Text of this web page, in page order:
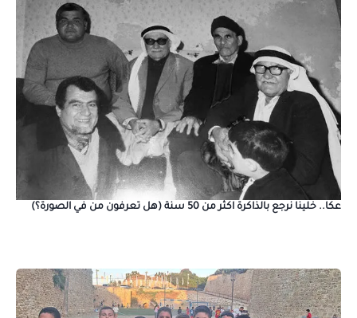
عكا.. خلينا نرجع بالذاكرة اكثر من 50 سنة (هل تعرفون من في الصورة؟)